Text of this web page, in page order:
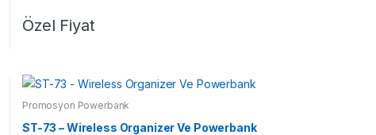
Özel Fiyat
Promosyon Powerbank
ST-73 – Wireless Organizer Ve Powerbank